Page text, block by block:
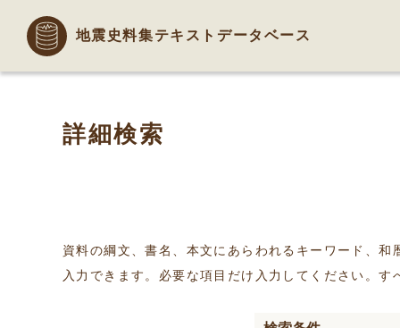
地震史料集テキストデータベース
詳細検索
資料の綱文、書名、本文にあらわれるキーワード、
入力できます。必要な項目だけ入力してください。